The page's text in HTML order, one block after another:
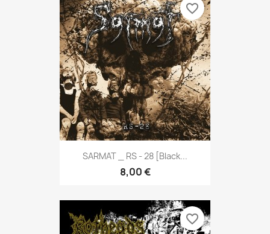
SARMAT _ RS - 28 [Black...
8,00 €
favorite_border
favorite_border